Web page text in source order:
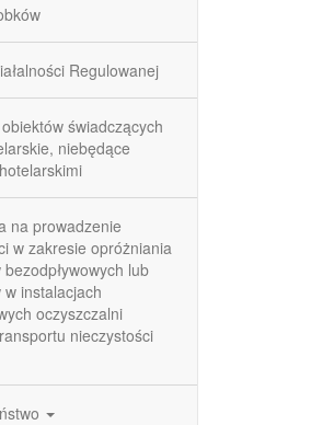
Regulowanej
świadczących
niebędące
na prowadzenie
w zakresie opróżniania
lub
instalacjach
oczyszczalni
nieczystości